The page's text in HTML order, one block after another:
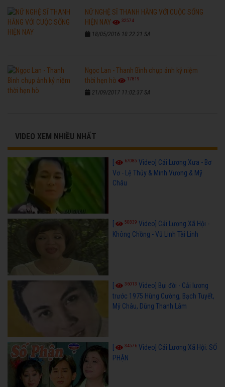
NỮ NGHỆ SĨ THANH HẰNG VỚI CUỘC SỐNG
HIỆN NAY
32574
18/05/2016 10:22:21 SA
Ngọc Lan - Thanh Bình chụp ảnh kỷ niệm
thời hẹn hò
17819
21/09/2017 11:02:37 SA
VIDEO XEM NHIỀU NHẤT
[ 67085 Video] Cải Lương Xưa - Bơ
Vơ - Lệ Thủy & Minh Vương & Mỹ
Châu
50839 Video] Cải Lương Xã Hội -
Không Chồng - Vũ Linh Tài Linh
36013 Video] Bụi đời - Cải lương
trước 1975 Hùng Cường, Bạch Tuyết,
Mỹ Châu, Dũng Thanh Lâm
34576 Video] Cải Lương Xã Hội: SỐ
PHẬN